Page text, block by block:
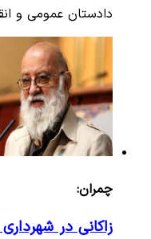
دادستان عمومی و
چمران:
زاکانی در